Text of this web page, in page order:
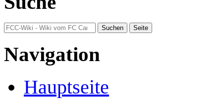
Navigation
Hauptseite